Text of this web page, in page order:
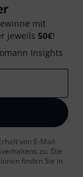
mit
jeweils 50€!
Insights
von E-Mail-
zu. Die
finden Sie in